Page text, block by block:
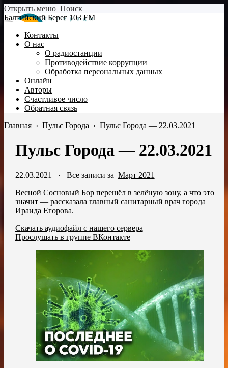
Открыть меню Поиск
Балтийский Берег 103 FM
Контакты
О нас
О радиостанции
Противодействие коррупции
Обработка персональных данных
Онлайн
Авторы
Счастливое число
Обратная связь
Главная › Пульс Города › Пульс Города — 22.03.2021
Пульс Города — 22.03.2021
22.03.2021 · Все записи за Март 2021
Весной Сосновый Бор перешёл в зелёную зону, а что это
значит — рассказала главный санитарный врач города
Ираида Егорова.
Скачать аудиофайл с нашего сервера
Прослушать в группе ВКонтакте